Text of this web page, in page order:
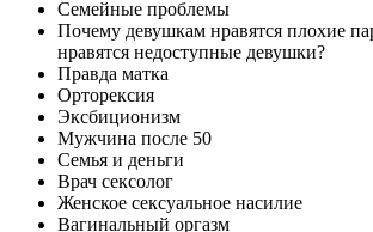
Семейные проблемы
Почему девушкам нравятся плохие
нравятся недоступные девушки?
Правда матка
Орторексия
Эксбиционизм
Мужчина после 50
Семья и деньги
Врач сексолог
Женское сексуальное насилие
Вагинальный оргазм